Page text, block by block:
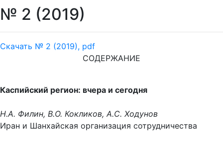
№ 2 (2019)
Скачать № 2 (2019), pdf
СОДЕРЖАНИЕ
Каспийский регион: вчера и сегодня
Н.А. Филин, В.О. Кокликов, А.С. Ходунов
Иран и Шанхайская организация сотрудничества